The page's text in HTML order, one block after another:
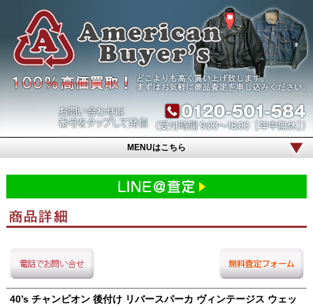
MENUはこちら
40’s チャンピオン 後付け リバースパーカ ヴィンテージス ウェッ